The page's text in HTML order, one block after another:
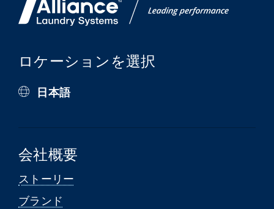
ロケーションを選択
日本語
会社概要
ストーリー
ブランド